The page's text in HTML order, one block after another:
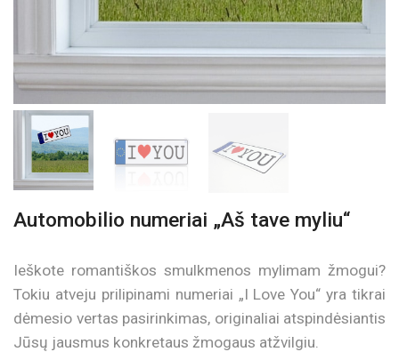
Automobilio numeriai „Aš tave myliu“
Ieškote romantiškos smulkmenos mylimam žmogui?
Tokiu atveju prilipinami numeriai „I Love You“ yra tikrai
dėmesio vertas pasirinkimas, originaliai atspindėsiantis
Jūsų jausmus konkretaus žmogaus atžvilgiu.